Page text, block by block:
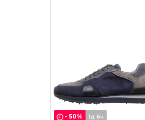
- 50% 1д 6ч